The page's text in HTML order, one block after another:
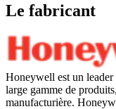
Le fabricant
Honeywell est un leader
large gamme de
manufacturière.